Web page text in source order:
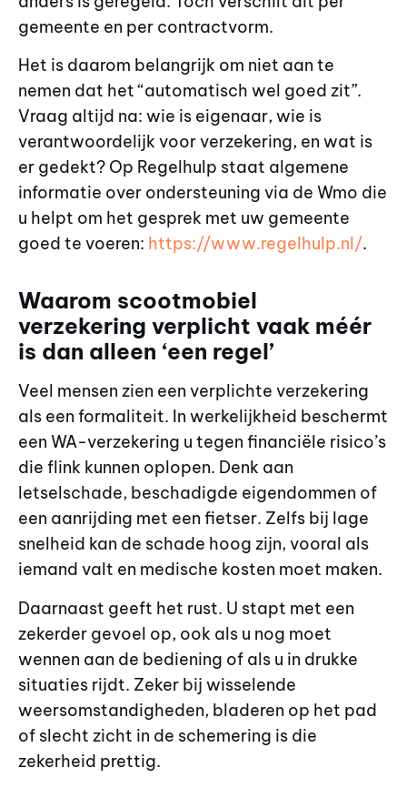
gemeente en per contractvorm.
Het is daarom belangrijk om niet aan te
nemen dat het “automatisch wel goed zit”.
Vraag altijd na: wie is eigenaar, wie is
verantwoordelijk voor verzekering, en wat is
er gedekt? Op Regelhulp staat algemene
informatie over ondersteuning via de Wmo die
u helpt om het gesprek met uw gemeente
goed te voeren: https://www.regelhulp.nl/.
Waarom scootmobiel
verzekering verplicht vaak méér
is dan alleen ‘een regel’
Veel mensen zien een verplichte verzekering
als een formaliteit. In werkelijkheid beschermt
een WA-verzekering u tegen financiële risico’s
die flink kunnen oplopen. Denk aan
letselschade, beschadigde eigendommen of
een aanrijding met een fietser. Zelfs bij lage
snelheid kan de schade hoog zijn, vooral als
iemand valt en medische kosten moet maken.
Daarnaast geeft het rust. U stapt met een
zekerder gevoel op, ook als u nog moet
wennen aan de bediening of als u in drukke
situaties rijdt. Zeker bij wisselende
weersomstandigheden, bladeren op het pad
of slecht zicht in de schemering is die
zekerheid prettig.